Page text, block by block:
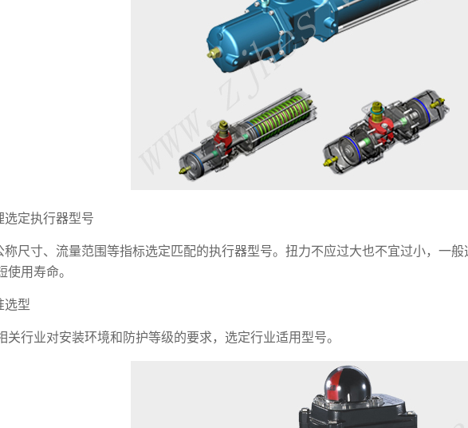
定执行器型号
称尺寸、流量范围等指标选定匹配的执行器型号。扭力不应过大也不宜过小，一
使用寿命。
选型
行业对安装环境和防护等级的要求，选定行业适用型号。